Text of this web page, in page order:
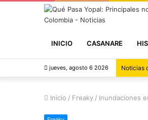
INICIO CASANARE
jueves, agosto 6 2026 Noticias
Inicio / Freaky / Inundaciones